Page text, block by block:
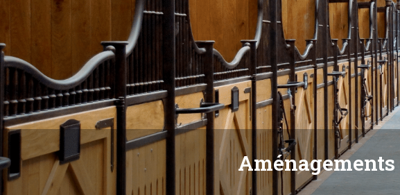
Aménagements